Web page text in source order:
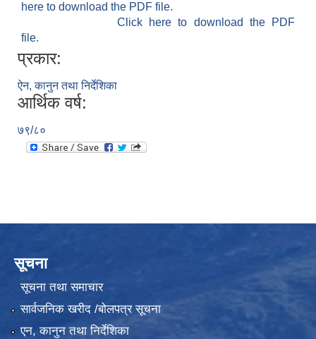
here to download the PDF file.
Click here to download the PDF
file.
प्रकार:
ऐन, कानुन तथा निर्देशिका
आर्थिक वर्ष:
७९/८०
सूचना
सूचना तथा समाचार
सार्वजनिक खरीद /बोलपत्र सूचना
एन, कानुन तथा निर्देशिका